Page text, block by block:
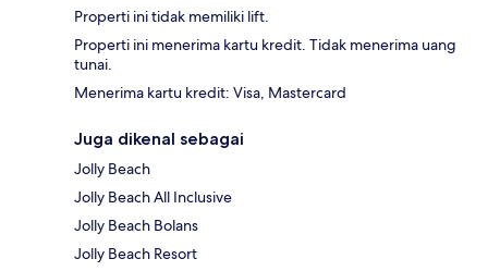
Properti ini tidak memiliki lift.
Properti ini menerima kartu kredit. Tidak menerima uang
tunai.
Menerima kartu kredit: Visa, Mastercard
Juga dikenal sebagai
Jolly Beach
Jolly Beach All Inclusive
Jolly Beach Bolans
Jolly Beach Resort